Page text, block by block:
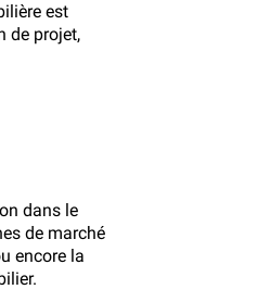
est
de projet,
dans le
de marché
encore la